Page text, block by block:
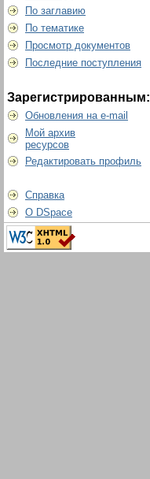
По заглавию
По тематике
Просмотр документов
Последние поступления
Зарегистрированным:
Обновления на e-mail
Мой архив
ресурсов
Редактировать профиль
Справка
О DSpace